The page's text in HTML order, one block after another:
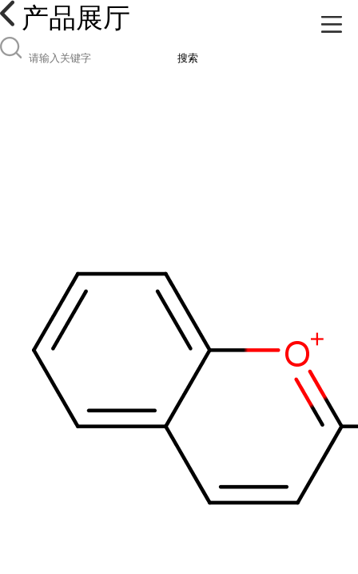
产品展厅
搜索